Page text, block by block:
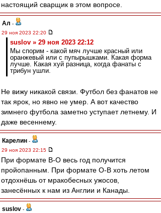
настоящий сварщик в этом вопросе.
Ал -
29 ноя 2023 22:20
suslov » 29 ноя 2023 22:12
Мы спорим - какой мяч лучше красный или
оранжевый или с пупырышками. Какая форма
лучше. Какая хуй разница, когда фанаты с
трибун ушли.
Не вижу никакой связи. Футбол без фанатов не
так ярок, но явно не умер. А вот качество
зимнего футбола заметно уступает летнему. И
даже весеннему.
Карелин -
29 ноя 2023 22:15
При формате В-О весь год получится
пройопанным. При формате О-В хоть летом
отдохнёшь от мракобесных ужосов,
занесённых к нам из Англии и Канады.
suslov -